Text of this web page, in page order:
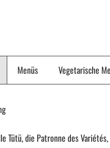
Menüs Vegetarische
Tütü, die Patronne des